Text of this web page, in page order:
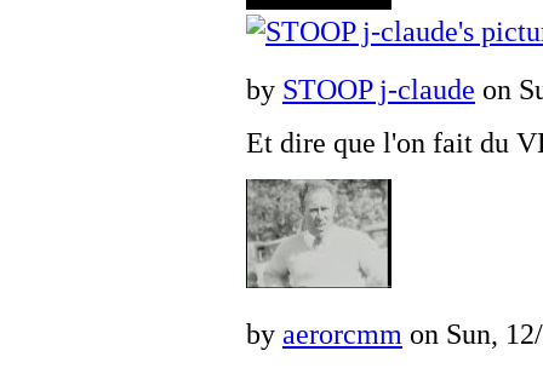
by STOOP j-claude on
Et dire que l'on fait du
by aerorcmm on Sun,